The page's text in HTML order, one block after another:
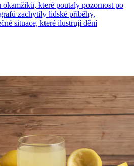
které poutaly pozornost po
zachytily lidské příběhy,
situace, které ilustrují dění